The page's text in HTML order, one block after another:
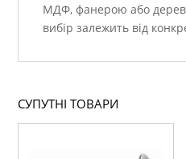
МДФ, фанерою або
вибір залежить від
СУПУТНІ ТОВАРИ